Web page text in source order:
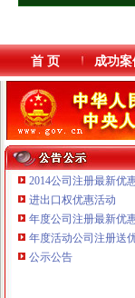
首 页 成功案
2014公司注册最新优
进出口权优惠活动
年度公司注册最新优
年度活动公司注册送
公示公告
重庆国洪体育设施有限